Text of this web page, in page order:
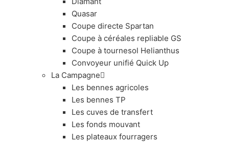
Quasar
Coupe directe Spartan
Coupe à céréales repliable GS
Coupe à tournesol Helianthus
Convoyeur unifié Quick Up
La Campagne
Les bennes agricoles
Les bennes TP
Les cuves de transfert
Les fonds mouvant
Les plateaux fourragers